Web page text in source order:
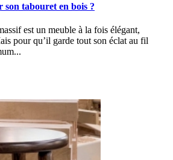
tabouret en bois ?
est un meuble à la fois élégant,
pour qu’il garde tout son éclat au fil